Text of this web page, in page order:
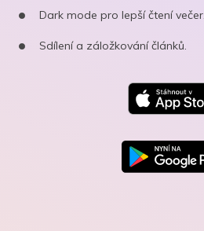
Dark mode pro lepší čtení večer.
Sdílení a záložkování článků.